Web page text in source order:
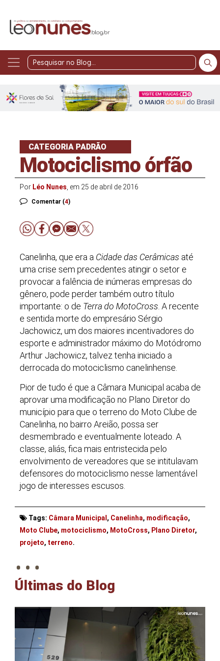
Pesquisar
Blog
CATEGORIA PADRÃO
Motociclismo órfão
Por Léo Nunes , em 25 de abril de 2016
Comentar (4)
Canelinha, que era a Cidade das Cerâmicas até
uma crise sem precedentes atingir o setor e
provocar a falência de inúmeras empresas do
gênero, pode perder também outro título
importante: o de Terra do MotoCross . A recente
e sentida morte do empresário Sérgio
Jachowicz, um dos maiores incentivadores do
esporte e administrador máximo do Motódromo
Arthur Jachowicz, talvez tenha iniciado a
derrocada do motociclismo canelinhense.
Pior de tudo é que a Câmara Municipal acaba de
aprovar uma modificação no Plano Diretor do
município para que o terreno do Moto Clube de
Canelinha, no bairro Areião, possa ser
desmembrado e eventualmente loteado. A
classe, aliás, fica mais entristecida pelo
envolvimento de vereadores que se intitulavam
defensores do motociclismo nesse lamentável
jogo de interesses escusos.
Tags: Câmara Municipal , Canelinha, modificação,
Moto Clube, motociclismo, MotoCross, Plano Diretor,
projeto, terreno.
. . .
Últimas do Blog